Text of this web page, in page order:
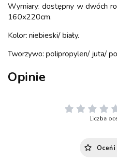
Wymiary: dostępny w dwóch
160x220cm.
Kolor: niebieski/ biały.
Tworzywo: polipropylen/ juta/
Opinie
Liczba
Oceń i